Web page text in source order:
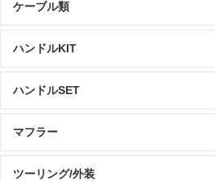
ケーブル類
ハンドルKIT
ハンドルSET
マフラー
ツーリング/外装